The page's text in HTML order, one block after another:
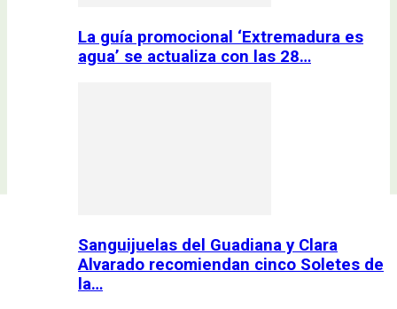
La guía promocional ‘Extremadura es
agua’ se actualiza con las 28…
Sanguijuelas del Guadiana y Clara
Alvarado recomiendan cinco Soletes de
la…